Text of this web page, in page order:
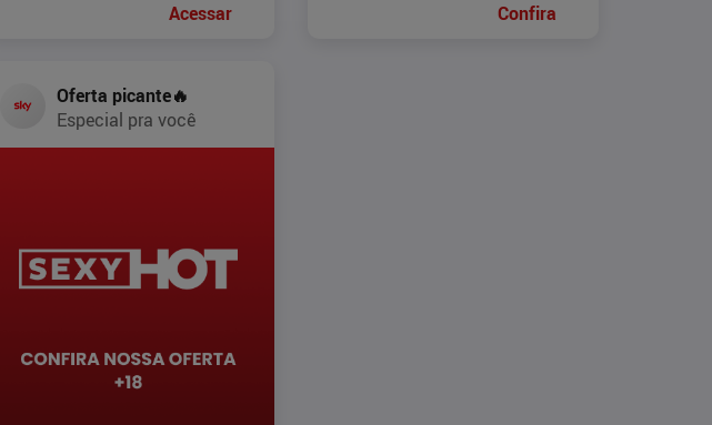
Acessar Confira
Oferta picante🔥
Especial pra você